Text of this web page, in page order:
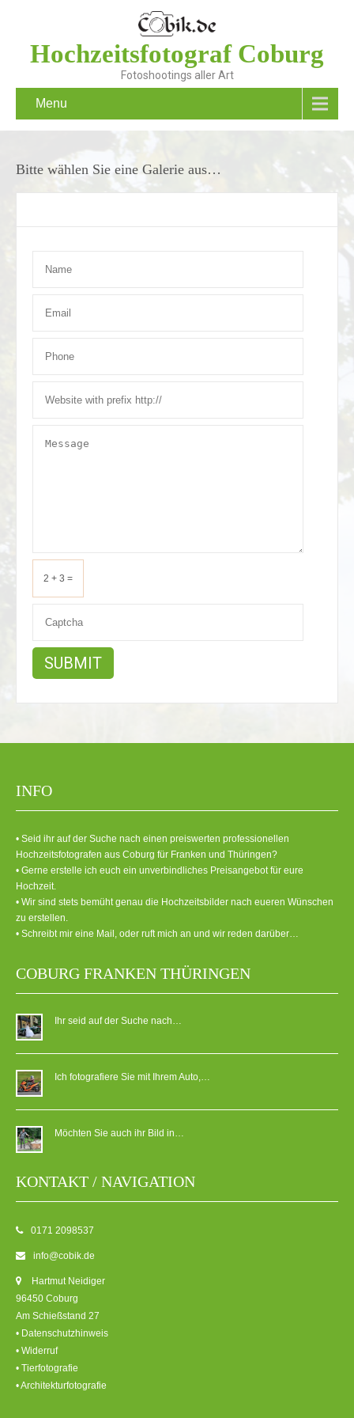
Hochzeitsfotograf Coburg
Fotoshootings aller Art
Menu
Bitte wählen Sie eine Galerie aus…
2 + 3 =
INFO
• Seid ihr auf der Suche nach einen preiswerten professionellen
Hochzeitsfotografen aus Coburg für Franken und Thüringen?
• Gerne erstelle ich euch ein unverbindliches Preisangebot für eure
Hochzeit.
• Wir sind stets bemüht genau die Hochzeitsbilder nach eueren Wünschen
zu erstellen.
• Schreibt mir eine Mail, oder ruft mich an und wir reden darüber…
COBURG FRANKEN THÜRINGEN
Ihr seid auf der Suche nach…
Ich fotografiere Sie mit Ihrem Auto,…
Möchten Sie auch ihr Bild in…
KONTAKT / NAVIGATION
0171 2098537
info@cobik.de
Hartmut Neidiger
96450 Coburg
Am Schießstand 27
• Datenschutzhinweis
• Widerruf
• Tierfotografie
• Architekturfotografie